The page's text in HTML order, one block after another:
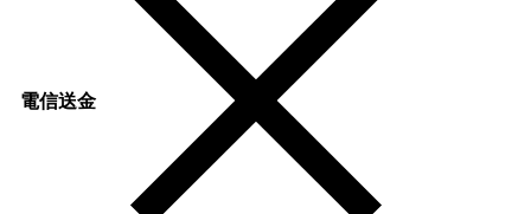
電信送金